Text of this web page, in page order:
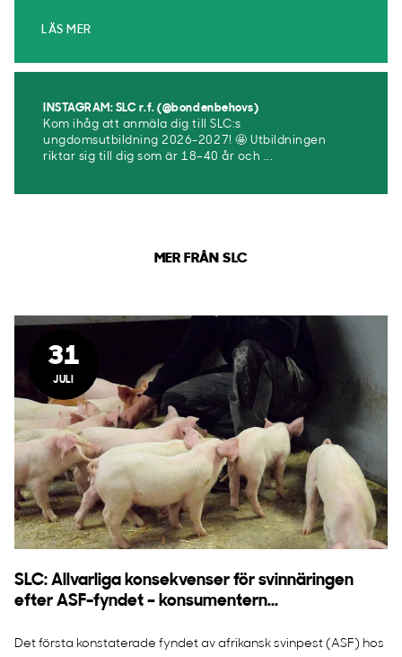
LÄS MER
INSTAGRAM: SLC r.f. (@bondenbehovs)
Kom ihåg att anmäla dig till SLC:s
ungdomsutbildning 2026-2027! 🤩 Utbildningen
riktar sig till dig som är 18–40 år och ...
MER FRÅN SLC
31
JULI
SLC: Allvarliga konsekvenser för svinnäringen
efter ASF-fyndet – konsumentern...
Det första konstaterade fyndet av afrikansk svinpest (ASF) hos